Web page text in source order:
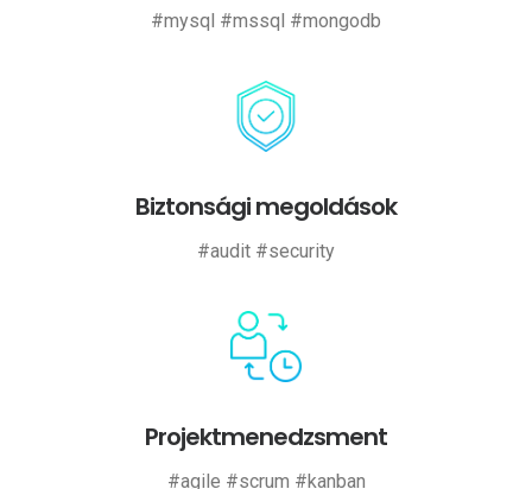
#mysql #mssql #mongodb
Biztonsági megoldások
#audit #security
Projektmenedzsment
#agile #scrum #kanban